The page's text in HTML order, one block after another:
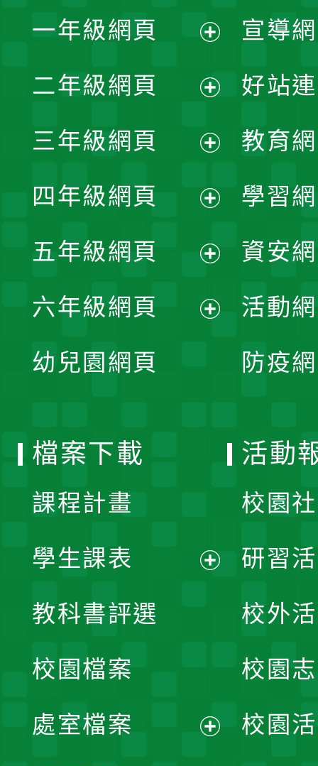
一年級網頁
開
選
單
二年級網頁
開
選
單
三年級網頁
開
選
單
四年級網頁
開
選
五年級網頁
開
六年級網頁
幼兒園網頁
宣導
好站
教育
學習
資安
活動
防疫
檔案下載
課程計畫
學生課表
單
教科書評選
校園檔案
處室檔案
活動
校園
研習
校外
校園
校園